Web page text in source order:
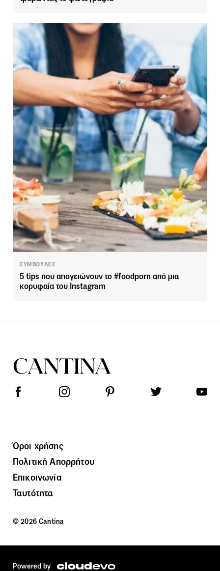
ΣΥΜΒΟΥΛΕΣ
5 tips που απογειώνουν το #foodporn από μια
κορυφαία του Instagram
Όροι χρήσης
Πολιτική Απορρήτου
Επικοινωνία
Ταυτότητα
© 2026 Cantina
Powered by